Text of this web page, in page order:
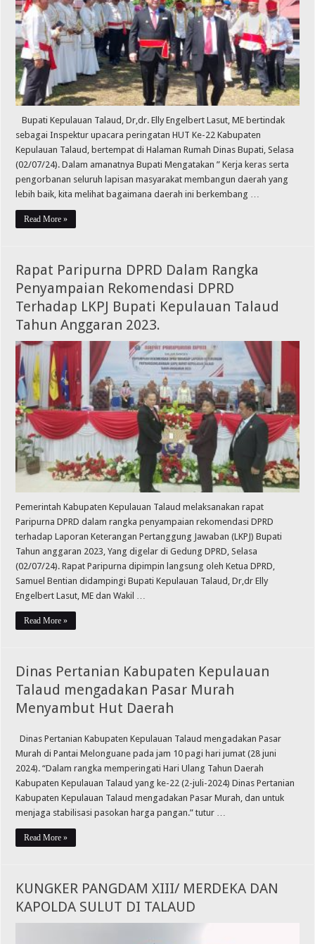
Bupati Kepulauan Talaud, Dr,dr. Elly Engelbert Lasut, ME bertindak
sebagai Inspektur upacara peringatan HUT Ke-22 Kabupaten
Kepulauan Talaud, bertempat di Halaman Rumah Dinas Bupati, Selasa
(02/07/24). Dalam amanatnya Bupati Mengatakan ” Kerja keras serta
pengorbanan seluruh lapisan masyarakat membangun daerah yang
lebih baik, kita melihat bagaimana daerah ini berkembang …
Read More »
Rapat Paripurna DPRD Dalam Rangka
Penyampaian Rekomendasi DPRD
Terhadap LKPJ Bupati Kepulauan Talaud
Tahun Anggaran 2023.
Pemerintah Kabupaten Kepulauan Talaud melaksanakan rapat
Paripurna DPRD dalam rangka penyampaian rekomendasi DPRD
terhadap Laporan Keterangan Pertanggung Jawaban (LKPJ) Bupati
Tahun anggaran 2023, Yang digelar di Gedung DPRD, Selasa
(02/07/24). Rapat Paripurna dipimpin langsung oleh Ketua DPRD,
Samuel Bentian didampingi Bupati Kepulauan Talaud, Dr,dr Elly
Engelbert Lasut, ME dan Wakil …
Read More »
Dinas Pertanian Kabupaten Kepulauan
Talaud mengadakan Pasar Murah
Menyambut Hut Daerah
Dinas Pertanian Kabupaten Kepulauan Talaud mengadakan Pasar
Murah di Pantai Melonguane pada jam 10 pagi hari jumat (28 juni
2024). “Dalam rangka memperingati Hari Ulang Tahun Daerah
Kabupaten Kepulauan Talaud yang ke-22 (2-juli-2024) Dinas Pertanian
Kabupaten Kepulauan Talaud mengadakan Pasar Murah, dan untuk
menjaga stabilisasi pasokan harga pangan.” tutur …
Read More »
KUNGKER PANGDAM XIII/ MERDEKA DAN
KAPOLDA SULUT DI TALAUD